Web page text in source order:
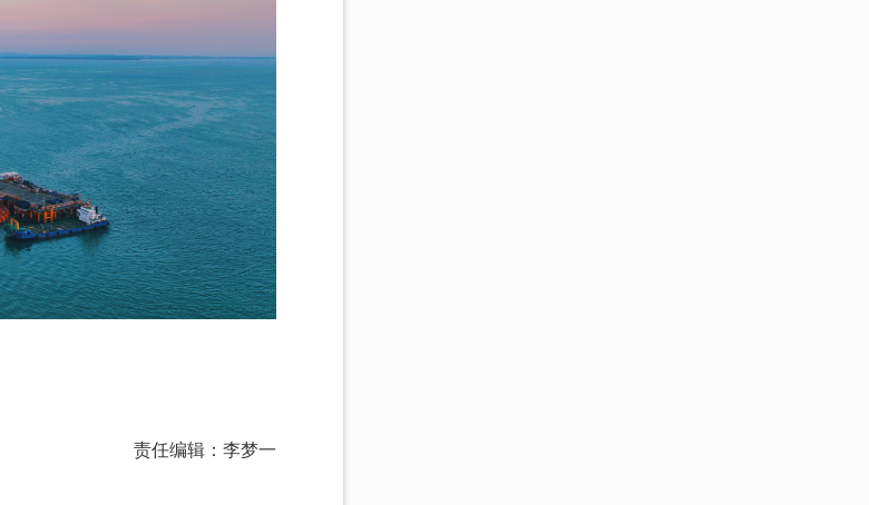
责任编辑：李梦一